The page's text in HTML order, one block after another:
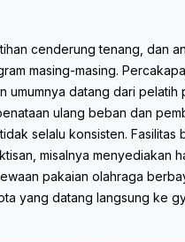
cenderung tenang, dan
masing-masing.
umumnya datang dari pelatih
ulang beban dan
selalu konsisten. Fasilitas
misalnya menyediakan
pakaian olahraga
yang datang langsung ke